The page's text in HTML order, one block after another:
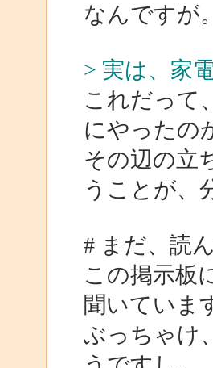
なんですが
> 実は、家
これだって
にやったの
その辺の立
うことが、
# まだ、読
この掲示板
聞いていま
ぶっちゃけ